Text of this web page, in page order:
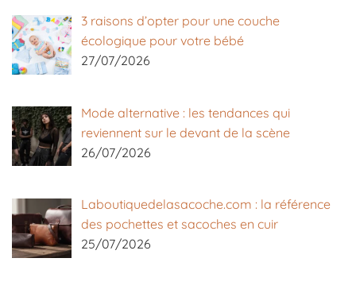
3 raisons d’opter pour une couche
écologique pour votre bébé
27/07/2026
Mode alternative : les tendances qui
reviennent sur le devant de la scène
26/07/2026
Laboutiquedelasacoche.com : la référence
des pochettes et sacoches en cuir
25/07/2026